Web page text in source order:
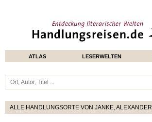
ATLAS LESERWELTEN
ALLE HANDLUNGSORTE VON JANKE, ALEXANDER